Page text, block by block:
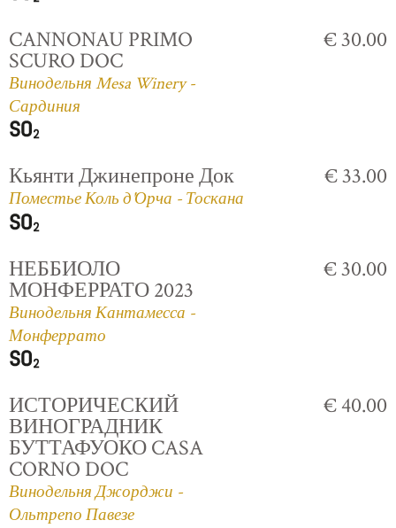
CANNONAU PRIMO
SCURO DOC
Винодельня Mesa Winery -
Сардиния
€ 30.00
Кьянти Джинепроне Док
Поместье Коль д'Орча - Тоскана
€ 33.00
НЕББИОЛО
МОНФЕРРАТО 2023
Винодельня Кантамесса -
Монферрато
€ 30.00
ИСТОРИЧЕСКИЙ
ВИНОГРАДНИК
БУТТАФУОКО CASA
CORNO DOC
Винодельня Джорджи -
Ольтрепо Павезе
€ 40.00